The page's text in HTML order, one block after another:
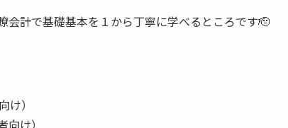
会計で基礎基本を１から丁寧に学べるところです🫡
）